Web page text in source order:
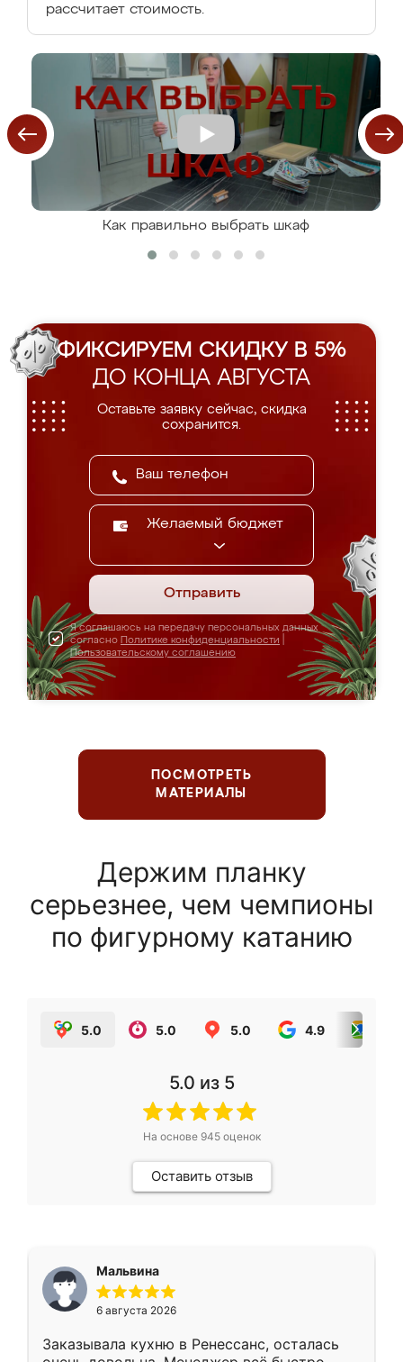
рассчитает стоимость.
Как правильно выбрать шкаф
ФИКСИРУЕМ СКИДКУ В 5%
ДО КОНЦА АВГУСТА
Оставьте заявку сейчас, скидка
сохранится.
Желаемый бюджет
Отправить
Я соглашаюсь на передачу персональных данных
согласно Политике конфиденциальности
Пользовательскому соглашению
ПОСМОТРЕТЬ
МАТЕРИАЛЫ
Держим планку
серьезнее, чем чемпионы
по фигурному катанию
5.0 5.0 5.0 4.9
5.0 из 5
На основе 945оценок
Оставить отзыв
Мальвина
6 августа 2026
Заказывала кухню в Ренессанс, осталась